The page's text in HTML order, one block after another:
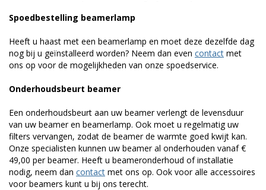
Spoedbestelling beamerlamp
Heeft u haast met een beamerlamp en moet deze dezelfde dag
nog bij u geïnstalleerd worden? Neem dan even contact met
ons op voor de mogelijkheden van onze spoedservice.
Onderhoudsbeurt beamer
Een onderhoudsbeurt aan uw beamer verlengt de levensduur
van uw beamer en beamerlamp. Ook moet u regelmatig uw
filters vervangen, zodat de beamer de warmte goed kwijt kan.
Onze specialisten kunnen uw beamer al onderhouden vanaf €
49,00 per beamer. Heeft u beameronderhoud of installatie
nodig, neem dan contact met ons op. Ook voor alle accessoires
voor beamers kunt u bij ons terecht.